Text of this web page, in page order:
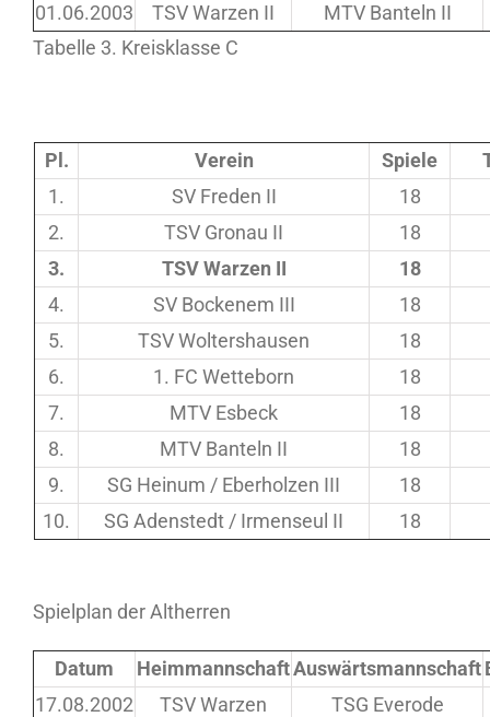
01.06.2003 TSV Warzen II
MTV Banteln II
Tabelle 3. Kreisklasse C
Pl. Verein Spiele
1.
SV Freden II
18
2.
TSV Gronau II
18
3.
TSV Warzen II
18
4.
SV Bockenem III
18
5.
TSV Woltershausen
18
6.
1. FC Wetteborn
18
7.
MTV Esbeck
18
8.
MTV Banteln II
18
9.
SG Heinum / Eberholzen III
18
10.
SG Adenstedt / Irmenseul II 18
Spielplan der Altherren
Datum HeimmannschaftAuswärtsmannschaft
17.08.2002
TSV Warzen TSG Everode